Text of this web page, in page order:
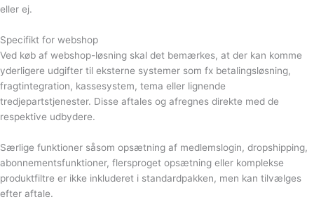
eller ej.
Specifikt for webshop
Ved køb af webshop-løsning skal det bemærkes, at der kan komme
yderligere udgifter til eksterne systemer som fx betalingsløsning,
fragtintegration, kassesystem, tema eller lignende
tredjepartstjenester. Disse aftales og afregnes direkte med de
respektive udbydere.
Særlige funktioner såsom opsætning af medlemslogin, dropshipping,
abonnementsfunktioner, flersproget opsætning eller komplekse
produktfiltre er ikke inkluderet i standardpakken, men kan tilvælges
efter aftale.